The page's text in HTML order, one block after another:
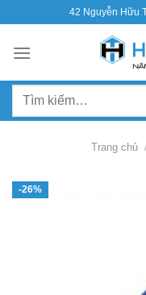
nội
42 Nguyễn Hữu
Tìm
Trang chủ
-26%